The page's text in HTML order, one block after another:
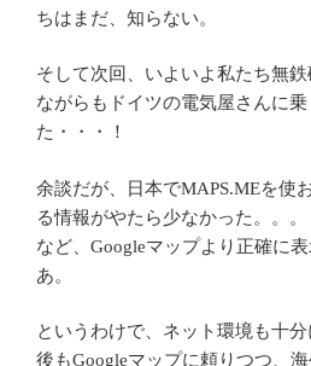
ちはまだ、知らない。
そして次回、いよいよ私たち無
ながらもドイツの電気屋さんに
た・・・！
余談だが、日本でMAPS.MEを使
る情報がやたら少なかった。。。
など、Googleマップより正確に
あ。
というわけで、ネット環境も十
後もGoogleマップに頼りつつ、